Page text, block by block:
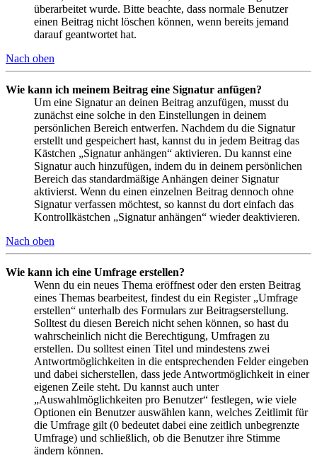
überarbeitet wurde. Bitte beachte, dass normale Benutzer
einen Beitrag nicht löschen können, wenn bereits jemand
darauf geantwortet hat.
Nach oben
Wie kann ich meinem Beitrag eine Signatur anfügen?
Um eine Signatur an deinen Beitrag anzufügen, musst du
zunächst eine solche in den Einstellungen in deinem
persönlichen Bereich entwerfen. Nachdem du die Signatur
erstellt und gespeichert hast, kannst du in jedem Beitrag das
Kästchen „Signatur anhängen“ aktivieren. Du kannst eine
Signatur auch hinzufügen, indem du in deinem persönlichen
Bereich das standardmäßige Anhängen deiner Signatur
aktivierst. Wenn du einen einzelnen Beitrag dennoch ohne
Signatur verfassen möchtest, so kannst du dort einfach das
Kontrollkästchen „Signatur anhängen“ wieder deaktivieren.
Nach oben
Wie kann ich eine Umfrage erstellen?
Wenn du ein neues Thema eröffnest oder den ersten Beitrag
eines Themas bearbeitest, findest du ein Register „Umfrage
erstellen“ unterhalb des Formulars zur Beitragserstellung.
Solltest du diesen Bereich nicht sehen können, so hast du
wahrscheinlich nicht die Berechtigung, Umfragen zu
erstellen. Du solltest einen Titel und mindestens zwei
Antwortmöglichkeiten in die entsprechenden Felder eingeben
und dabei sicherstellen, dass jede Antwortmöglichkeit in einer
eigenen Zeile steht. Du kannst auch unter
„Auswahlmöglichkeiten pro Benutzer“ festlegen, wie viele
Optionen ein Benutzer auswählen kann, welches Zeitlimit für
die Umfrage gilt (0 bedeutet dabei eine zeitlich unbegrenzte
Umfrage) und schließlich, ob die Benutzer ihre Stimme
ändern können.